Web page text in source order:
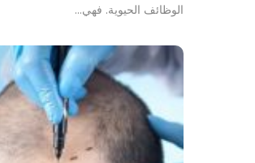
الوظائف الحيوية. فهي…